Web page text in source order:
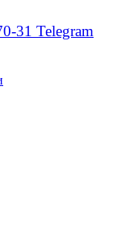
31 Telegram